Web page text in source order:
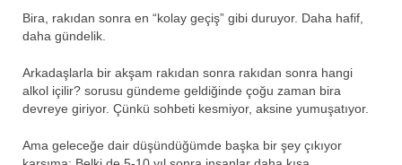
Bira, rakıdan sonra en “kolay geçiş” gibi duruyor. Daha hafif,
daha gündelik.
Arkadaşlarla bir akşam rakıdan sonra rakıdan sonra hangi
alkol içilir? sorusu gündeme geldiğinde çoğu zaman bira
devreye giriyor. Çünkü sohbeti kesmiyor, aksine yumuşatıyor.
Ama geleceğe dair düşündüğümde başka bir şey çıkıyor